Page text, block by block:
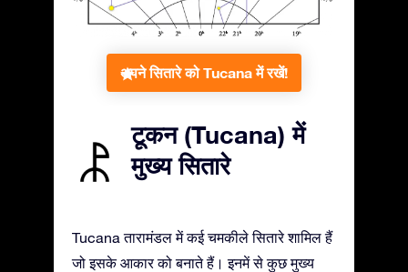
अपने सितारे को Tucana में रखें!
टूकन (Tucana) में
मुख्य सितारे
Tucana तारामंडल में कई चमकीले सितारे शामिल हैं
जो इसके आकार को बनाते हैं। इनमें से कुछ मुख्य